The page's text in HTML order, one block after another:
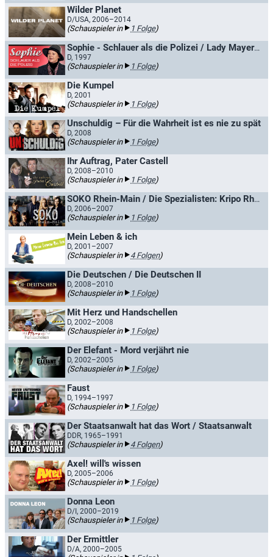
Wilder Planet
D/USA, 2006–2014
(Schauspieler in 1 Folge)
Sophie - Schlauer als die Polizei / Lady Mayerhofer
D, 1997
(Schauspieler in 1 Folge)
Die Kumpel
D, 2001
(Schauspieler in 1 Folge)
Unschuldig – Für die Wahrheit ist es nie zu spät
D, 2008
(Schauspieler in 1 Folge)
Ihr Auftrag, Pater Castell
D, 2008–2010
(Schauspieler in 1 Folge)
SOKO Rhein-Main / Die Spezialisten: Kripo Rhein-Main
D, 2006–2007
(Schauspieler in 1 Folge)
Mein Leben & ich
D, 2001–2007
(Schauspieler in 4 Folgen)
Die Deutschen / Die Deutschen II
D, 2008–2010
(Schauspieler in 1 Folge)
Mit Herz und Handschellen
D, 2002–2008
(Schauspieler in 1 Folge)
Der Elefant - Mord verjährt nie
D, 2002–2005
(Schauspieler in 1 Folge)
Faust
D, 1994–1997
(Schauspieler in 1 Folge)
Der Staatsanwalt hat das Wort / Staatsanwalt
DDR, 1965–1991
(Schauspieler in 4 Folgen)
Axel! will's wissen
D, 2005–2006
(Schauspieler in 1 Folge)
Donna Leon
D/I, 2000–2019
(Schauspieler in 1 Folge)
Der Ermittler
D/A, 2000–2005